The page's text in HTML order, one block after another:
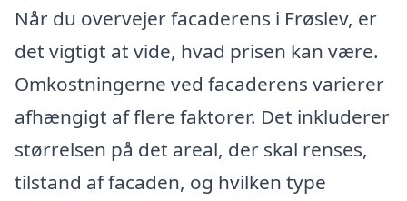
Når du overvejer facaderens i Frøslev, er
det vigtigt at vide, hvad prisen kan være.
Omkostningerne ved facaderens varierer
afhængigt af flere faktorer. Det inkluderer
størrelsen på det areal, der skal renses,
tilstand af facaden, og hvilken type